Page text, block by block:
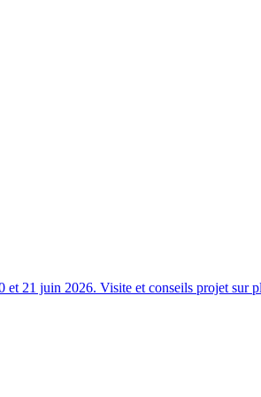
et 21 juin 2026. Visite et conseils projet sur